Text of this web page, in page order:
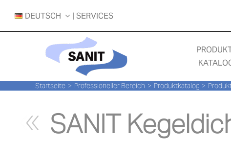
Inhalt
springen
DEUTSCH | SERVICES
Startseite Professioneller Bereich Produktkatalog
SANIT